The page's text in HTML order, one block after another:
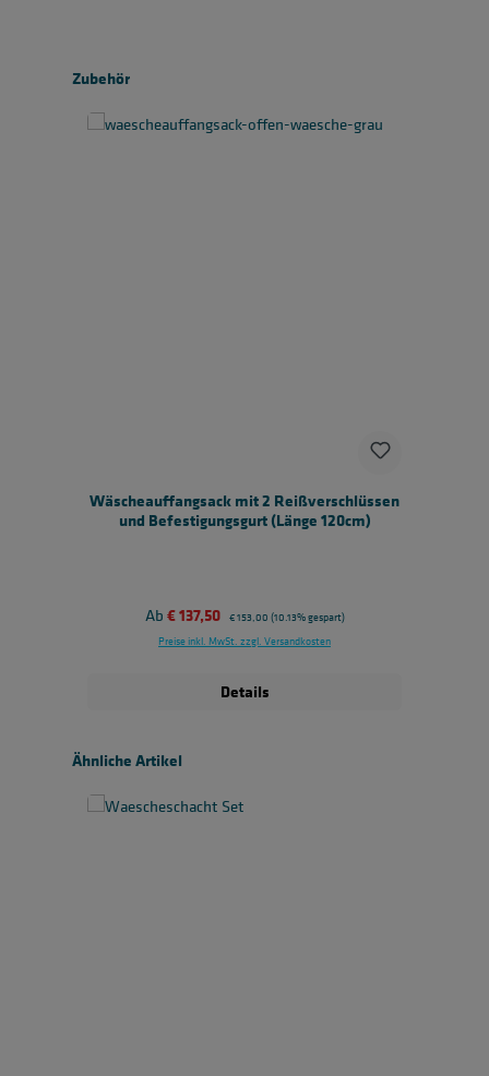
Produktgalerie überspringen
Zubehör
Wäscheauffangsack mit 2 Reißverschlüssen
und Befestigungsgurt (Länge 120cm)
Verkaufspreis:
Ab€ 137,50 Regulärer Preis:
€ 153,00 (10.13% gespart)
Preise inkl. MwSt. zzgl. Versandkosten
Details
Produktgalerie überspringen
Ähnliche Artikel